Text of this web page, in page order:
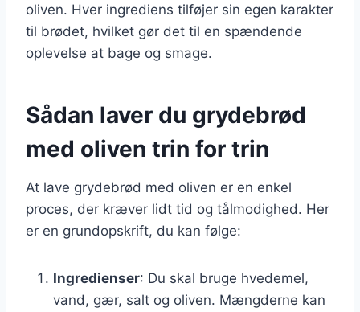
oliven. Hver ingrediens tilføjer sin egen karakter
til brødet, hvilket gør det til en spændende
oplevelse at bage og smage.
Sådan laver du grydebrød
med oliven trin for trin
At lave grydebrød med oliven er en enkel
proces, der kræver lidt tid og tålmodighed. Her
er en grundopskrift, du kan følge:
Ingredienser: Du skal bruge hvedemel,
vand, gær, salt og oliven. Mængderne kan